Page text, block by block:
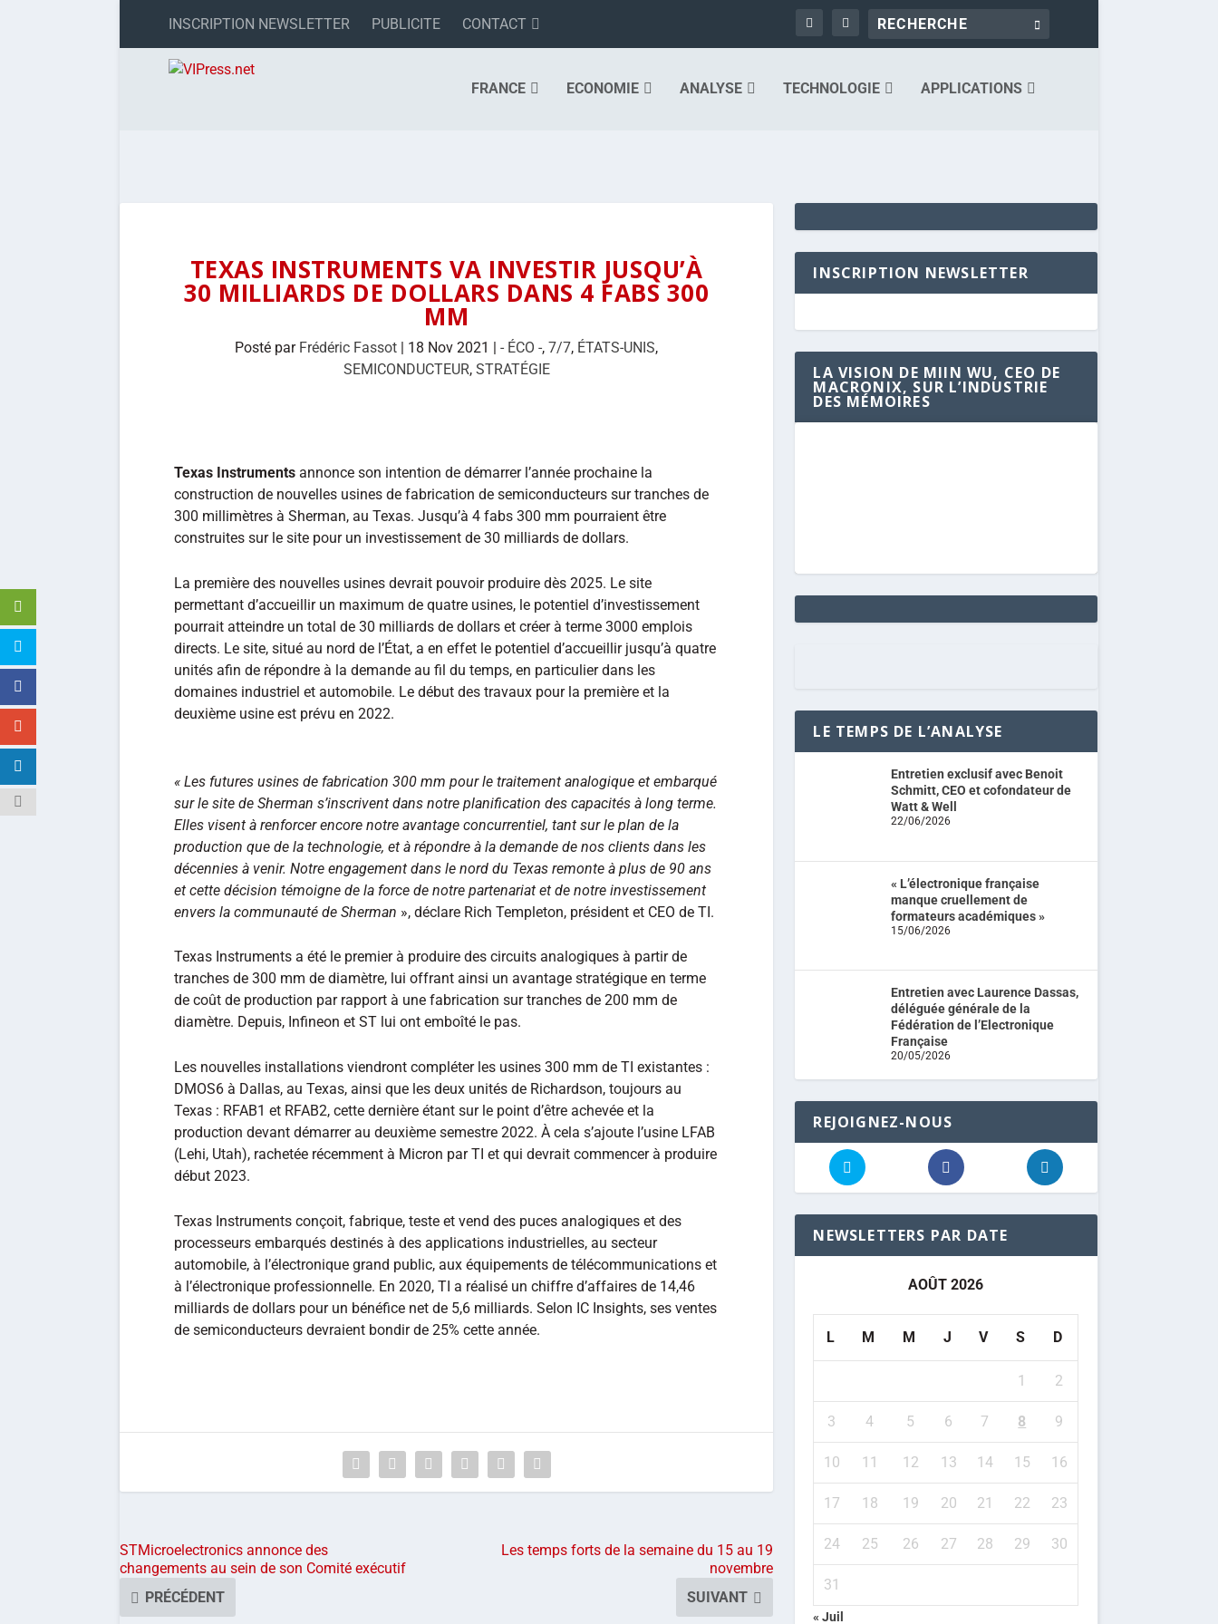
INSCRIPTION NEWSLETTER PUBLICITE CONTACT
FRANCE ECONOMIE ANALYSE TECHNOLOGIE APPLICATIONS
TEXAS INSTRUMENTS VA INVESTIR JUSQU’À
30 MILLIARDS DE DOLLARS DANS 4 FABS 300
MM
Posté par Frédéric Fassot | 18 Nov 2021 |- ÉCO -,7/7, ÉTATS-UNIS,
SEMICONDUCTEUR, STRATÉGIE
Texas Instruments annonce son intention de démarrer l’année prochaine la
construction de nouvelles usines de fabrication de semiconducteurs sur tranches de
300 millimètres à Sherman, au Texas. Jusqu’à 4 fabs 300 mm pourraient être
construites sur le site pour un investissement de 30 milliards de dollars.
La première des nouvelles usines devrait pouvoir produire dès 2025. Le site
permettant d’accueillir un maximum de quatre usines, le potentiel d’investissement
pourrait atteindre un total de 30 milliards de dollars et créer à terme 3000 emplois
directs. Le site, situé au nord de l’État, a en effet le potentiel d’accueillir jusqu’à quatre
unités afin de répondre à la demande au fil du temps, en particulier dans les
domaines industriel et automobile. Le début des travaux pour la première et la
deuxième usine est prévu en 2022.
« Les futures usines de fabrication 300 mm pour le traitement analogique et embarqué
sur le site de Sherman s’inscrivent dans notre planification des capacités à long terme.
Elles visent à renforcer encore notre avantage concurrentiel, tant sur le plan de la
production que de la technologie, et à répondre à la demande de nos clients dans les
décennies à venir. Notre engagement dans le nord du Texas remonte à plus de 90 ans
et cette décision témoigne de la force de notre partenariat et de notre investissement
envers la communauté de Sherman », déclare Rich Templeton, président et CEO de TI.
Texas Instruments a été le premier à produire des circuits analogiques à partir de
tranches de 300 mm de diamètre, lui offrant ainsi un avantage stratégique en terme
de coût de production par rapport à une fabrication sur tranches de 200 mm de
diamètre. Depuis, Infineon et ST lui ont emboîté le pas.
Les nouvelles installations viendront compléter les usines 300 mm de TI existantes :
DMOS6 à Dallas, au Texas, ainsi que les deux unités de Richardson, toujours au
Texas : RFAB1 et RFAB2, cette dernière étant sur le point d’être achevée et la
production devant démarrer au deuxième semestre 2022. À cela s’ajoute l’usine LFAB
(Lehi, Utah), rachetée récemment à Micron par TI et qui devrait commencer à produire
début 2023.
Texas Instruments conçoit, fabrique, teste et vend des puces analogiques et des
processeurs embarqués destinés à des applications industrielles, au secteur
automobile, à l’électronique grand public, aux équipements de télécommunications et
à l’électronique professionnelle. En 2020, TI a réalisé un chiffre d’affaires de 14,46
milliards de dollars pour un bénéfice net de 5,6 milliards. Selon IC Insights, ses ventes
de semiconducteurs devraient bondir de 25% cette année.
STMicroelectronics annonce des
changements au sein de son Comité exécutif
PRÉCÉDENT
Les temps forts de la semaine du 15 au 19
novembre
SUIVANT
INSCRIPTION NEWSLETTER
LA VISION DE MIIN WU, CEO DE
MACRONIX, SUR L’INDUSTRIE
DES MÉMOIRES
LE TEMPS DE L’ANALYSE
Entretien exclusif avec Benoit
Schmitt, CEO et cofondateur de
Watt & Well
22/06/2026
« L’électronique française
manque cruellement de
formateurs académiques »
15/06/2026
Entretien avec Laurence Dassas,
déléguée générale de la
Fédération de l’Electronique
Française
20/05/2026
REJOIGNEZ-NOUS
NEWSLETTERS PAR DATE
AOÛT 2026
L M M J V S D
1 2
3 4 5 6 7 8 9
10 11 12 13 14 15 16
17 18 19 20 21 22 23
24 25 26 27 28 29 30
31
« Juil